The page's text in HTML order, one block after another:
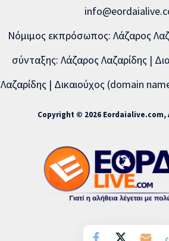
Νόμιμος εκπρόσωπος: Λάζαρος
σύνταξης: Λάζαρος Λαζαρίδης |
Λαζαρίδης | Δικαιούχος (domain
Copyright © 2026 Eordaialive.com,